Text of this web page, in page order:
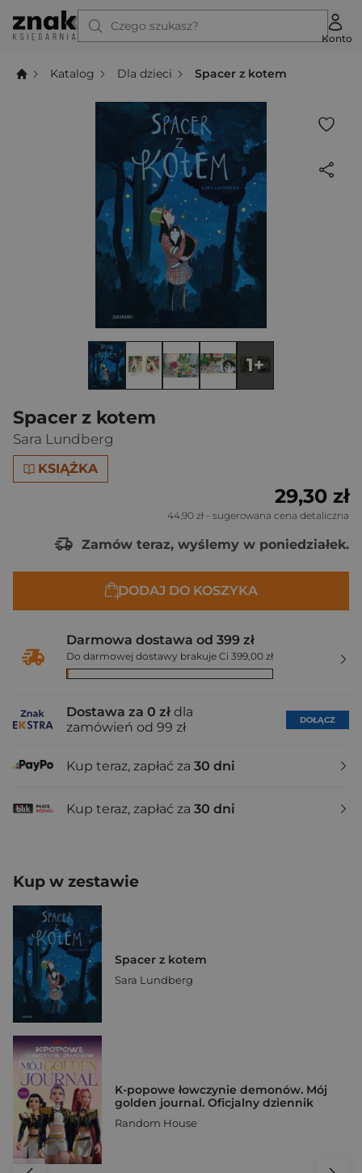
Czego szukasz?
Konto
Katalog Dla dzieci Spacer z kotem
Spacer z kotem
Sara Lundberg
KSIĄŻKA
1+
29,30 zł
44,90 zł - sugerowana cena detaliczna
Zamów teraz, wyślemy w poniedziałek.
DODAJ DO KOSZYKA
Darmowa dostawa od 399 zł
Do darmowej dostawy brakuje Ci 399,00 zł
Dostawa za 0 zł dla
zamówień od 99 zł
DOŁĄCZ
Kup teraz, zapłać za 30 dni
Kup teraz, zapłać za 30 dni
Kup w zestawie
Spacer z kotem
Sara Lundberg
K-popowe łowczynie demonów. Mój
golden journal. Oficjalny dziennik
Random House